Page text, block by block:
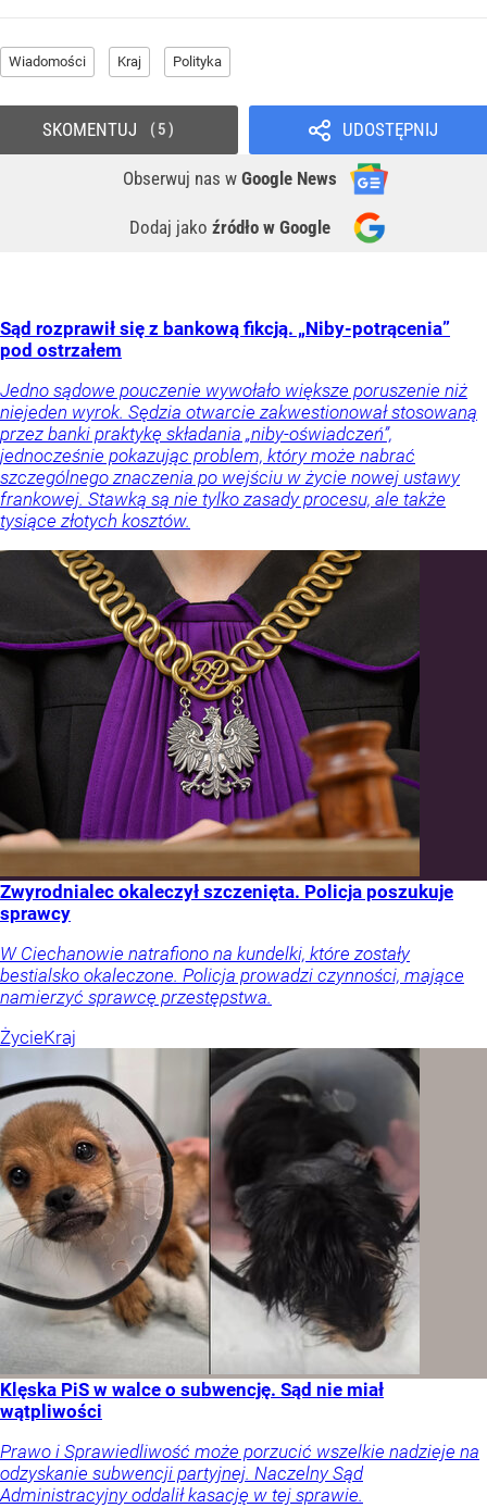
Wiadomości Kraj Polityka
UDOSTĘPNIJ
Obserwuj nas w Google News
Dodaj jako źródło w Google
SKOMENTUJ 5
Sąd rozprawił się z bankową fikcją. „Niby-potrącenia”
pod ostrzałem
Jedno sądowe pouczenie wywołało większe poruszenie niż
niejeden wyrok. Sędzia otwarcie zakwestionował stosowaną
przez banki praktykę składania „niby-oświadczeń”,
jednocześnie pokazując problem, który może nabrać
szczególnego znaczenia po wejściu w życie nowej ustawy
frankowej. Stawką są nie tylko zasady procesu, ale także
tysiące złotych kosztów.
Zwyrodnialec okaleczył szczenięta. Policja poszukuje
sprawcy
W Ciechanowie natrafiono na kundelki, które zostały
bestialsko okaleczone. Policja prowadzi czynności, mające
namierzyć sprawcę przestępstwa.
ŻycieKraj
Klęska PiS w walce o subwencję. Sąd nie miał
wątpliwości
Prawo i Sprawiedliwość może porzucić wszelkie nadzieje na
odzyskanie subwencji partyjnej. Naczelny Sąd
Administracyjny oddalił kasację w tej sprawie.